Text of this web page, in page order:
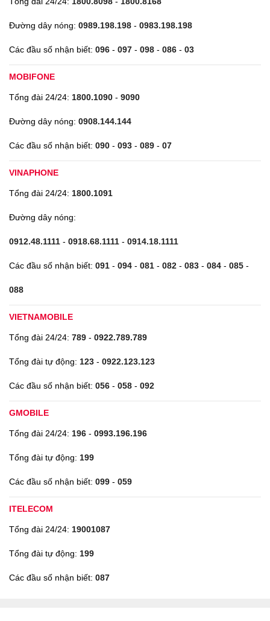
Đường dây nóng: 0989.198.198 - 0983.198.198
Các đầu số nhận biết: 096 - 097 - 098 - 086 - 03
MOBIFONE
Tổng đài 24/24: 1800.1090 - 9090
Đường dây nóng: 0908.144.144
Các đầu số nhận biết: 090 - 093 - 089 - 07
VINAPHONE
Tổng đài 24/24: 1800.1091
Đường dây nóng:
0912.48.1111 - 0918.68.1111 - 0914.18.1111
Các đầu số nhận biết: 091 - 094 - 081 - 082 - 083 - 084 - 085 -
088
VIETNAMOBILE
Tổng đài 24/24: 789 - 0922.789.789
Tổng đài tự động: 123 - 0922.123.123
Các đầu số nhận biết: 056 - 058 - 092
GMOBILE
Tổng đài 24/24: 196 - 0993.196.196
Tổng đài tự động: 199
Các đầu số nhận biết: 099 - 059
ITELECOM
Tổng đài 24/24: 19001087
Tổng đài tự động: 199
Các đầu số nhận biết: 087